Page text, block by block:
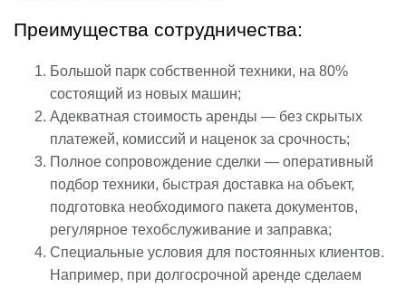
Преимущества сотрудничества:
Большой парк собственной техники, на 80%
состоящий из новых машин;
Адекватная стоимость аренды — без скрытых
платежей, комиссий и наценок за срочность;
Полное сопровождение сделки — оперативный
подбор техники, быстрая доставка на объект,
подготовка необходимого пакета документов,
регулярное техобслуживание и заправка;
Специальные условия для постоянных клиентов.
Например, при долгосрочной аренде сделаем